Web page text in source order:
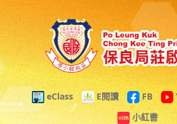
eClass E閱讀 FB
小紅書